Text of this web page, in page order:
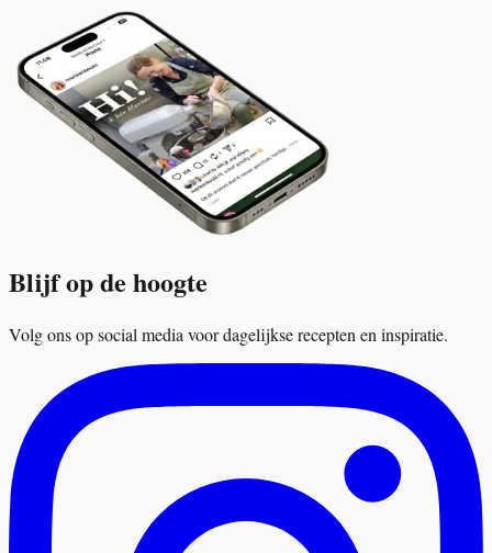
Blijf op de hoogte
Volg ons op social media voor dagelijkse recepten en inspiratie.